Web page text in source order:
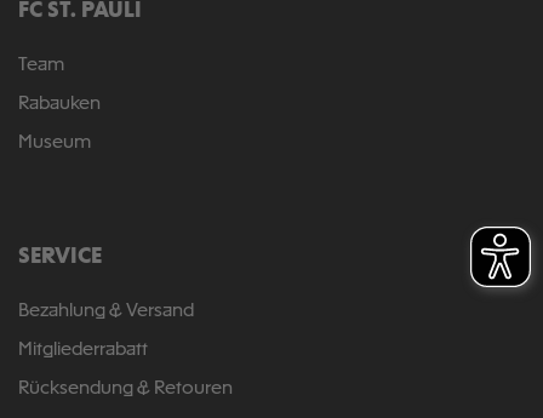
FC ST. PAULI
Team
Rabauken
Museum
SERVICE
Bezahlung & Versand
Mitgliederrabatt
Rücksendung & Retouren